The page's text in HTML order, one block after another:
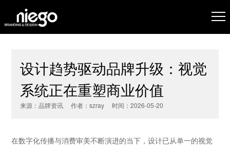
设计趋势驱动品牌升级：视觉
系统正在重塑商业价值
来源：品牌资讯 作者：szray 时间：2026-05-20
在数字化传播与消费审美不断演进的当下，设计已从单一的视觉